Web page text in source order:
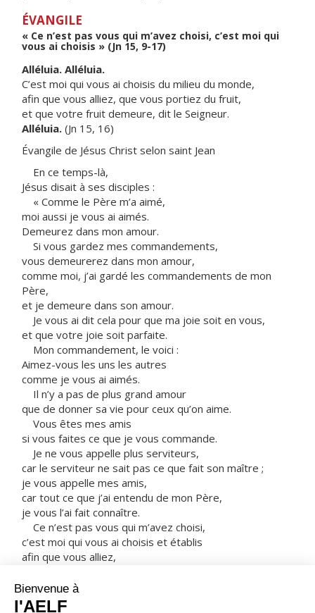
ÉVANGILE
« Ce n’est pas vous qui m’avez choisi, c’est moi qui
vous ai choisis » (Jn 15, 9-17)
Alléluia. Alléluia.
C’est moi qui vous ai choisis du milieu du monde,
afin que vous alliez, que vous portiez du fruit,
et que votre fruit demeure, dit le Seigneur.
Alléluia. (Jn 15, 16)
Évangile de Jésus Christ selon saint Jean
En ce temps-là,
Jésus disait à ses disciples :
« Comme le Père m’a aimé,
moi aussi je vous ai aimés.
Demeurez dans mon amour.
Si vous gardez mes commandements,
vous demeurerez dans mon amour,
comme moi, j’ai gardé les commandements de mon
Père,
et je demeure dans son amour.
Je vous ai dit cela pour que ma joie soit en vous,
et que votre joie soit parfaite.
Mon commandement, le voici :
Aimez-vous les uns les autres
comme je vous ai aimés.
Il n’y a pas de plus grand amour
que de donner sa vie pour ceux qu’on aime.
Vous êtes mes amis
si vous faites ce que je vous commande.
Je ne vous appelle plus serviteurs,
car le serviteur ne sait pas ce que fait son maître ;
je vous appelle mes amis,
car tout ce que j’ai entendu de mon Père,
je vous l’ai fait connaître.
Ce n’est pas vous qui m’avez choisi,
c’est moi qui vous ai choisis et établis
afin que vous alliez,
et que votre fruit demeure.
Alors, tout ce que vous demanderez au Père en mon